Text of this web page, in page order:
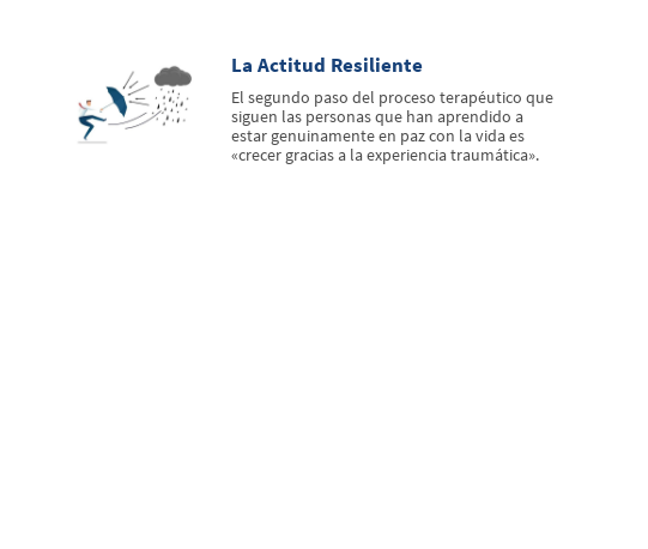
La Actitud Resiliente
El segundo paso del proceso terapéutico que
siguen las personas que han aprendido a
estar genuinamente en paz con la vida es
«crecer gracias a la experiencia traumática».